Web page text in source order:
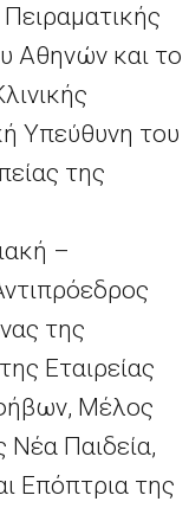
Αθηνών και το
Υπεύθυνη του
της
–
της
Εταιρείας
Μέλος
Παιδεία,
Επόπτρια της